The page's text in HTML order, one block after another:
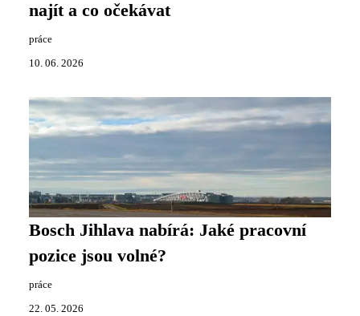
najít a co očekávat
práce
10. 06. 2026
Bosch Jihlava nabírá: Jaké pracovní
pozice jsou volné?
práce
22. 05. 2026